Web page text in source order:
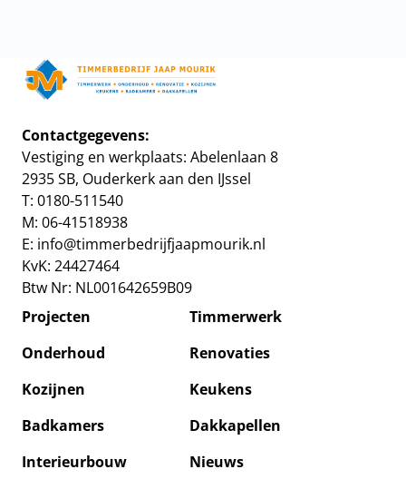
Contactgegevens:
Vestiging en werkplaats: Abelenlaan 8
2935 SB, Ouderkerk aan den IJssel
T: 0180-511540
M: 06-41518938
E: info@timmerbedrijfjaapmourik.nl
KvK: 24427464
Btw Nr: NL001642659B09
Projecten
Timmerwerk
Onderhoud
Renovaties
Kozijnen
Keukens
Badkamers
Dakkapellen
Interieurbouw
Nieuws